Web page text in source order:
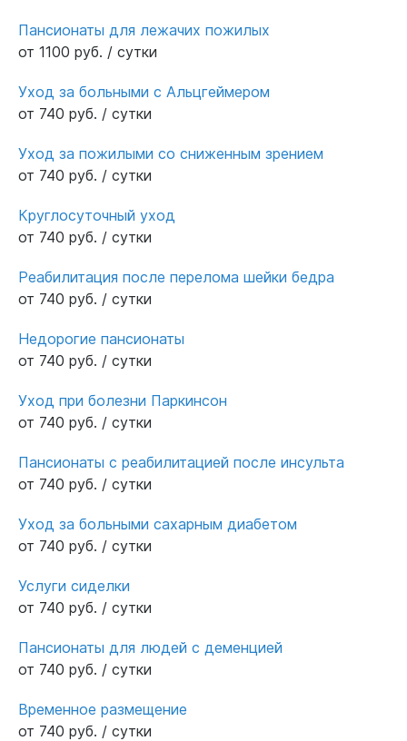
Заведующая Екатерина добрейшей души
человек, сиделки Ольга и Любовь отзывчивые
уходе за больными и готовит им еду. Если
вам важно доверить близкого человека
рекомендую именно этот пансионат.
Пансионаты для лежачих пожилых
от 1100 руб. / сутки
Уход за больными с Альцгеймером
от 740 руб. / сутки
Уход за пожилыми со сниженным зрением
от 740 руб. / сутки
Круглосуточный уход
от 740 руб. / сутки
Реабилитация после перелома шейки бедра
от 740 руб. / сутки
Недорогие пансионаты
от 740 руб. / сутки
Уход при болезни Паркинсон
от 740 руб. / сутки
Пансионаты с реабилитацией после инсульта
от 740 руб. / сутки
Уход за больными сахарным диабетом
от 740 руб. / сутки
Услуги сиделки
от 740 руб. / сутки
Пансионаты для людей с деменцией
от 740 руб. / сутки
Временное размещение
от 740 руб. / сутки